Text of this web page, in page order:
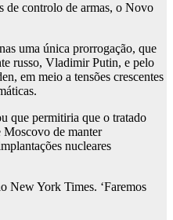
de controlo de armas, o Novo
uma única prorrogação, que
russo, Vladimir Putin, e pelo
em meio a tensões crescentes
que permitiria que o tratado
Moscovo de manter
nucleares
New York Times. ‘Faremos